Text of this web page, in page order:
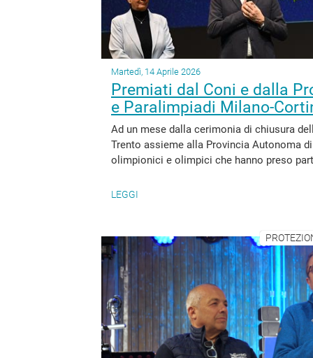
Martedì, 14 Aprile 2026
Premiati dal Coni e dalla
e Paralimpiadi Milano-
Ad un mese dalla cerimonia di chiusura
Trento assieme alla Provincia Autonoma
olimpionici e olimpici che hanno preso
LEGGI